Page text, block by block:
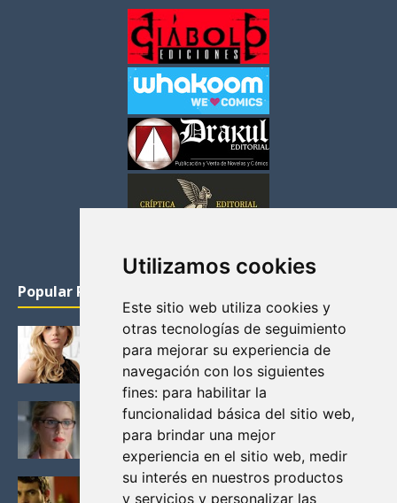
Utilizamos cookies
Este sitio web utiliza cookies y
otras tecnologías de seguimiento
para mejorar su experiencia de
navegación con los siguientes
fines: para habilitar la
funcionalidad básica del sitio web,
para brindar una mejor
experiencia en el sitio web, medir
su interés en nuestros productos
y servicios y personalizar las
Popular Posts
KATHERYN WINNICK: LA ACTRIZ MAS GUAPA DE
VIKINGOS
Junio 14, 2013
FELICITY (EMILY BETT RICKARDS), LAS FOTOS
MAS BONITAS DE LA ALIADA DE ARROW
Noviembre 30, 2013
BLACK MIRROR: TODA TU HISTORIA. EPISODIO 3.